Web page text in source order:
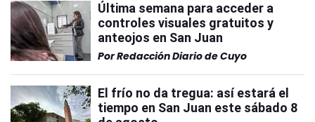
Última semana para acceder a
controles visuales gratuitos y
anteojos en San Juan
PorRedacción Diario de Cuyo
El frío no da tregua: así estará el
tiempo en San Juan este sábado 8